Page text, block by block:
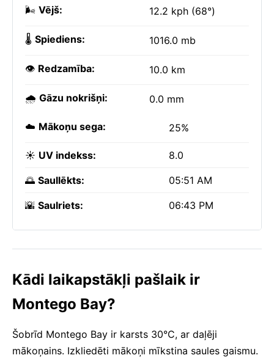
🌬️ Vējš: 12.2 kph (68°)
🌡️ Spiediens: 1016.0 mb
👁️ Redzamība: 10.0 km
🌧️ Gāzu nokrišņi: 0.0 mm
☁️ Mākoņu sega: 25%
☀️ UV indekss: 8.0
🌅 Saullēkts: 05:51 AM
🌇 Saulriets: 06:43 PM
Kādi laikapstākļi pašlaik ir
Montego Bay?
Šobrīd Montego Bay ir karsts 30°C, ar daļēji
mākoņains. Izkliedēti mākoņi mīkstina saules gaismu.